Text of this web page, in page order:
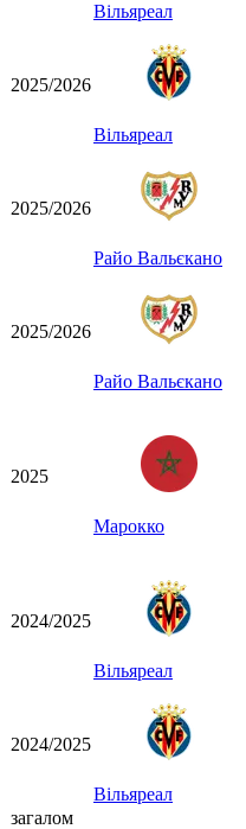
Вільяреал
2025/2026
Вільяреал
2025/2026
Райо Вальєкано
2025/2026
Райо Вальєкано
2025
Марокко
2024/2025
Вільяреал
2024/2025
Вільяреал
загалом